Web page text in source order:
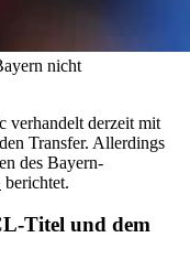
nicht
verhandelt derzeit mit
Transfer. Allerdings
des Bayern-
berichtet.
Titel und dem